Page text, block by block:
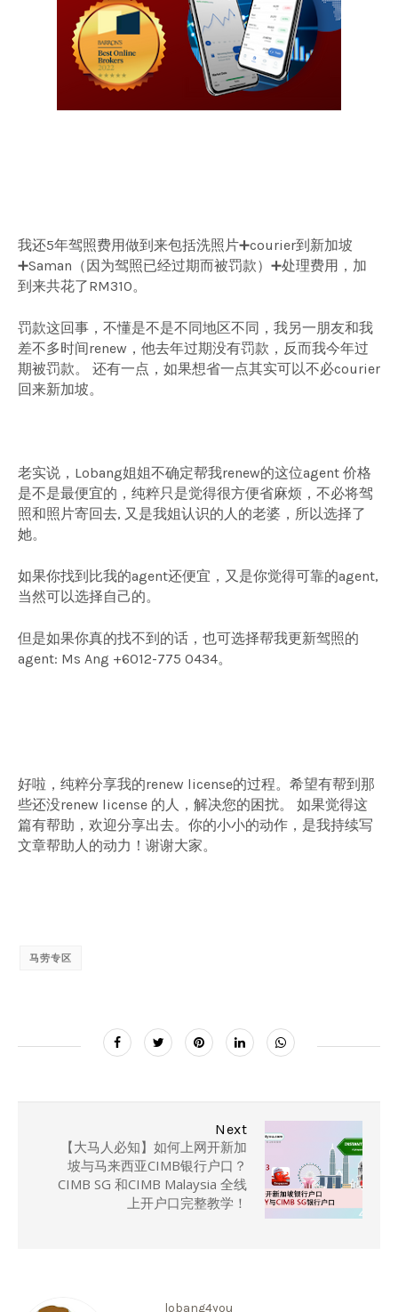
我还5年驾照费用做到来包括洗照片➕courier到新加坡
➕Saman（因为驾照已经过期而被罚款）➕处理费用，加
到来共花了RM310。
罚款这回事，不懂是不是不同地区不同，我另一朋友和我
差不多时间renew，他去年过期没有罚款，反而我今年过
期被罚款。 还有一点，如果想省一点其实可以不必courier
回来新加坡。
老实说，Lobang姐姐不确定帮我renew的这位agent 价格
是不是最便宜的，纯粹只是觉得很方便省麻烦，不必将驾
照和照片寄回去, 又是我姐认识的人的老婆，所以选择了
她。
如果你找到比我的agent还便宜，又是你觉得可靠的agent,
当然可以选择自己的。
但是如果你真的找不到的话，也可选择帮我更新驾照的
agent: Ms Ang +6012-775 0434。
好啦，纯粹分享我的renew license的过程。希望有帮到那
些还没renew license 的人，解决您的困扰。 如果觉得这
篇有帮助，欢迎分享出去。你的小小的动作，是我持续写
文章帮助人的动力！谢谢大家。
马劳专区
Next
【大马人必知】如何上网开新加
坡与马来西亚CIMB银行户口？
CIMB SG 和CIMB Malaysia 全线
上开户口完整教学！
lobang4you